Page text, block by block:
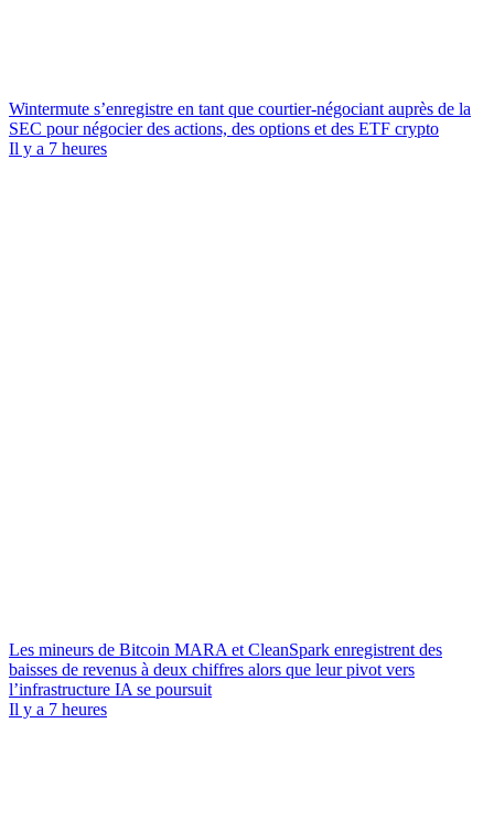
Wintermute s’enregistre en tant que courtier-négociant auprès de la
SEC pour négocier des actions, des options et des ETF crypto
Il y a 7 heures
Les mineurs de Bitcoin MARA et CleanSpark enregistrent des
baisses de revenus à deux chiffres alors que leur pivot vers
l’infrastructure IA se poursuit
Il y a 7 heures